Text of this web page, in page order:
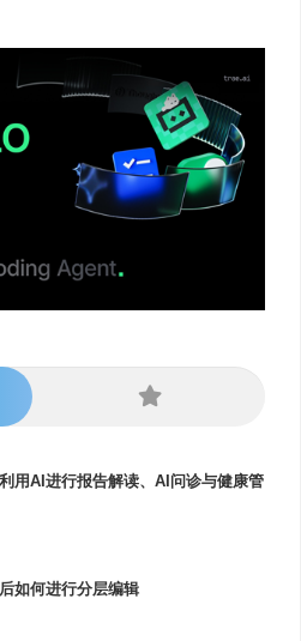
用AI进行报告解读、AI问诊与健康管
如何进行分层编辑